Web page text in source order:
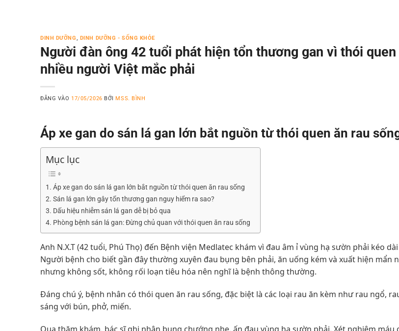
DINH DƯỠNG, DINH DƯỠNG - SỐNG KHỎE
Người đàn ông 42 tuổi phát hiện tổn thương gan vì thói quen
nhiều người Việt mắc phải
ĐĂNG VÀO 17/05/2026 BỞIMSS. BÌNH
Áp xe gan do sán lá gan lớn bắt nguồn từ thói quen ăn rau
Mục lục
Áp xe gan do sán lá gan lớn bắt nguồn từ thói quen ăn rau sống
Sán lá gan lớn gây tổn thương gan nguy hiểm ra sao?
Dấu hiệu nhiễm sán lá gan dễ bị bỏ qua
Phòng bệnh sán lá gan: Đừng chủ quan với thói quen ăn rau sống
Anh N.X.T (42 tuổi, Phú Thọ) đến Bệnh viện Medlatec khám vì đau âm ỉ vùng hạ sườn phải kéo
Người bệnh cho biết gần đây thường xuyên đau bụng bên phải, ăn uống kém và xuất hiện mẩn
nhưng không sốt, không rối loạn tiêu hóa nên nghĩ là bệnh thông thường.
Đáng chú ý, bệnh nhân có thói quen ăn rau sống, đặc biệt là các loại rau ăn kèm như rau ngổ,
sáng với bún, phở, miến.